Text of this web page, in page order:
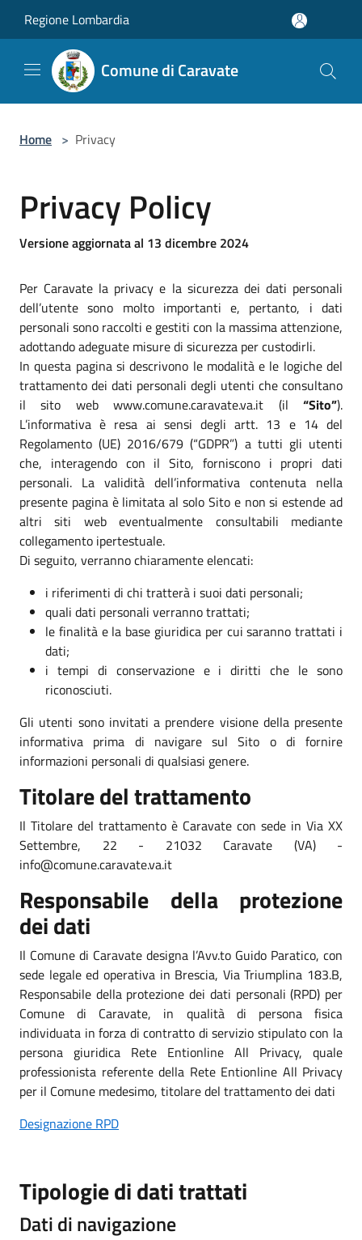
Regione Lombardia
Comune di Caravate
Home > Privacy
Privacy Policy
Versione aggiornata al 13 dicembre 2024
Per Caravate la privacy e la sicurezza dei dati personali
dell’utente sono molto importanti e, pertanto, i dati
personali sono raccolti e gestiti con la massima attenzione,
adottando adeguate misure di sicurezza per custodirli.
In questa pagina si descrivono le modalità e le logiche del
trattamento dei dati personali degli utenti che consultano
il sito web www.comune.caravate.va.it (il “Sito”).
L’informativa è resa ai sensi degli artt. 13 e 14 del
Regolamento (UE) 2016/679 (“GDPR”) a tutti gli utenti
che, interagendo con il Sito, forniscono i propri dati
personali. La validità dell’informativa contenuta nella
presente pagina è limitata al solo Sito e non si estende ad
altri siti web eventualmente consultabili mediante
collegamento ipertestuale.
Di seguito, verranno chiaramente elencati:
i riferimenti di chi tratterà i suoi dati personali;
quali dati personali verranno trattati;
le finalità e la base giuridica per cui saranno trattati i
dati;
i tempi di conservazione e i diritti che le sono
riconosciuti.
Gli utenti sono invitati a prendere visione della presente
informativa prima di navigare sul Sito o di fornire
informazioni personali di qualsiasi genere.
Titolare del trattamento
Il Titolare del trattamento è Caravate con sede in Via XX
Settembre, 22 - 21032 Caravate (VA) -
info@comune.caravate.va.it
Responsabile della protezione
dei dati
Il Comune di Caravate designa l’Avv.to Guido Paratico, con
sede legale ed operativa in Brescia, Via Triumplina 183.B,
Responsabile della protezione dei dati personali (RPD) per
Comune di Caravate, in qualità di persona fisica
individuata in forza di contratto di servizio stipulato con la
persona giuridica Rete Entionline All Privacy, quale
professionista referente della Rete Entionline All Privacy
per il Comune medesimo, titolare del trattamento dei dati
Designazione RPD
Tipologie di dati trattati
Dati di navigazione